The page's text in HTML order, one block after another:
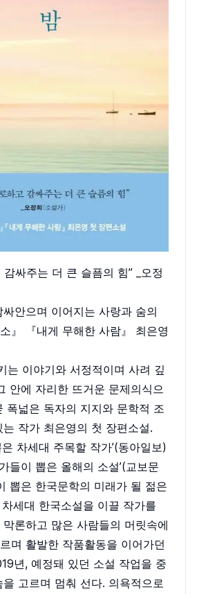
싸주는 더 큰 슬픔의 힘” _오정
안으며 이어지는 사랑과 숨의
』 『내게 무해한 사람』 최은영
는 이야기와 서정적이며 사려 깊
안에 자리한 뜨거운 문제의식으
폭넓은 독자의 지지와 문학적 조
작가 최은영의 첫 장편소설.
차세대 주목할 작가’(동아일보)
들이 뽑은 올해의 소설’(교보문
뽑은 한국문학의 미래가 될 젊은
세대 한국소설을 이끌 작가를
론하고 많은 사람들의 머릿속에
며 활발한 작품활동을 이어가던
년, 예정돼 있던 소설 작업을 중
고르며 멈춰 선다. 의욕적으로